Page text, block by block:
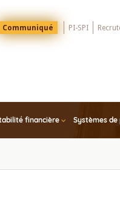
Menu
Communiqué PI-SPI
financière Systèmes